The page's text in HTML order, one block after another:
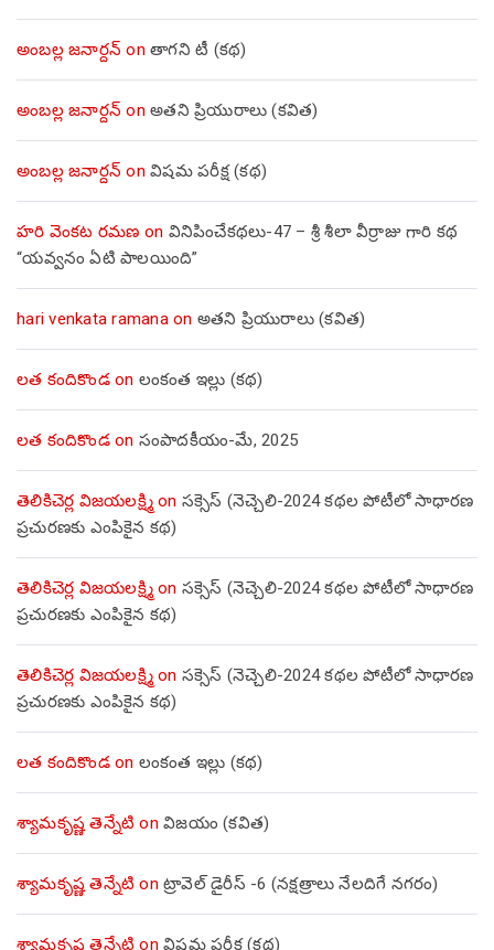
అంబల్ల జనార్దన్ on తాగని టీ (కథ)
అంబల్ల జనార్దన్ on అతని ప్రియురాలు (కవిత)
అంబల్ల జనార్దన్ on విషమ పరీక్ష (క‌థ‌)
హరి వెంకట రమణ on వినిపించేకథలు-47 – శ్రీ శీలా వీర్రాజు గారి కథ
“యవ్వనం ఏటి పాలయింది”
hari venkata ramanaon అతని ప్రియురాలు (కవిత)
లత కందికొండon లంకంత ఇల్లు (కథ)
లత కందికొండon సంపాదకీయం-మే, 2025
తెలికిచెర్ల విజయలక్ష్మిon సక్సెస్ (నెచ్చెలి-2024 కథల పోటీలో సాధారణ
ప్రచురణకు ఎంపికైన కథ)
తెలికిచెర్ల విజయలక్ష్మిon సక్సెస్ (నెచ్చెలి-2024 కథల పోటీలో సాధారణ
ప్రచురణకు ఎంపికైన కథ)
తెలికిచెర్ల విజయలక్ష్మిon సక్సెస్ (నెచ్చెలి-2024 కథల పోటీలో సాధారణ
ప్రచురణకు ఎంపికైన కథ)
లత కందికొండon లంకంత ఇల్లు (కథ)
శ్యామకృష్ణ తెన్నేటి on విజయం (కవిత)
శ్యామకృష్ణ తెన్నేటి on ట్రావెల్ డైరీస్ -6 (నక్షత్రాలు నేలదిగే నగరం)
శ్యామకృష్ణ తెన్నేటి on విషమ పరీక్ష (క‌థ‌)